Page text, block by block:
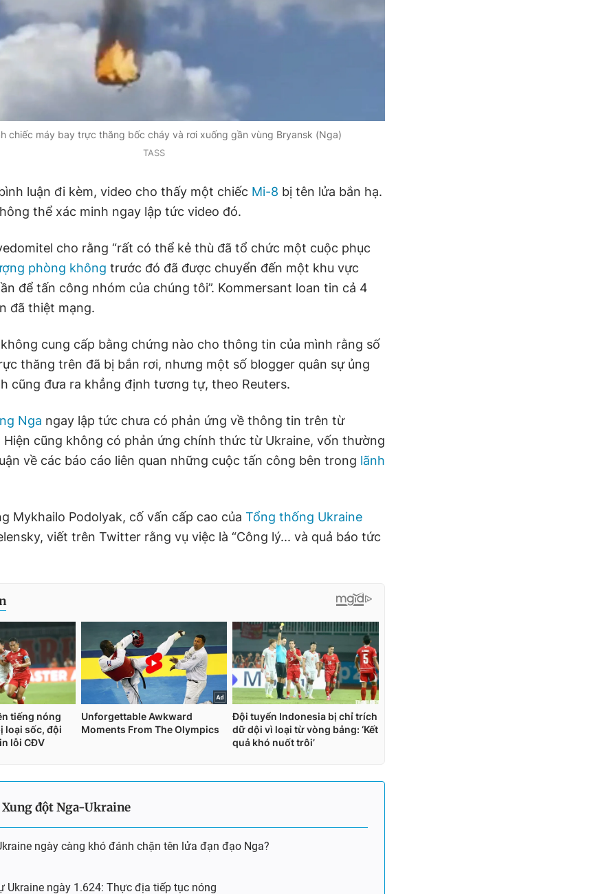
chiếc máy bay trực thăng bốc cháy và rơi xuống gần vùng Bryansk (Nga)
TASS
luận đi kèm, video cho thấy một chiếc Mi-8 bị tên lửa bắn hạ.
thể xác minh ngay lập tức video đó.
cho rằng “rất có thể kẻ thù đã tổ chức một cuộc phục
phòng không trước đó đã được chuyển đến một khu vực
để tấn công nhóm của chúng tôi”. Kommersant loan tin cả 4
đã thiệt mạng.
cung cấp bằng chứng nào cho thông tin của mình rằng số
thăng trên đã bị bắn rơi, nhưng một số blogger quân sự ủng
cũng đưa ra khẳng định tương tự, theo Reuters.
Nga ngay lập tức chưa có phản ứng về thông tin trên từ
Hiện cũng không có phản ứng chính thức từ Ukraine, vốn thường
về các báo cáo liên quan những cuộc tấn công bên trong lãnh
Mykhailo Podolyak, cố vấn cấp cao của Tổng thống Ukraine
viết trên Twitter rằng vụ việc là “Công lý... và quả báo tức
Xung đột Nga-Ukraine
ngày càng khó đánh chặn tên lửa đạn đạo Nga?
Ukraine ngày 1.624: Thực địa tiếp tục nóng